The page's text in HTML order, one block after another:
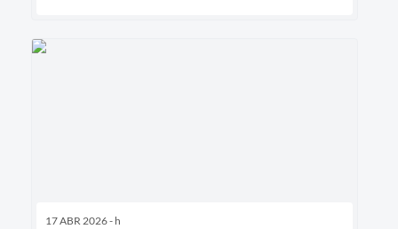
17 ABR 2026 - h